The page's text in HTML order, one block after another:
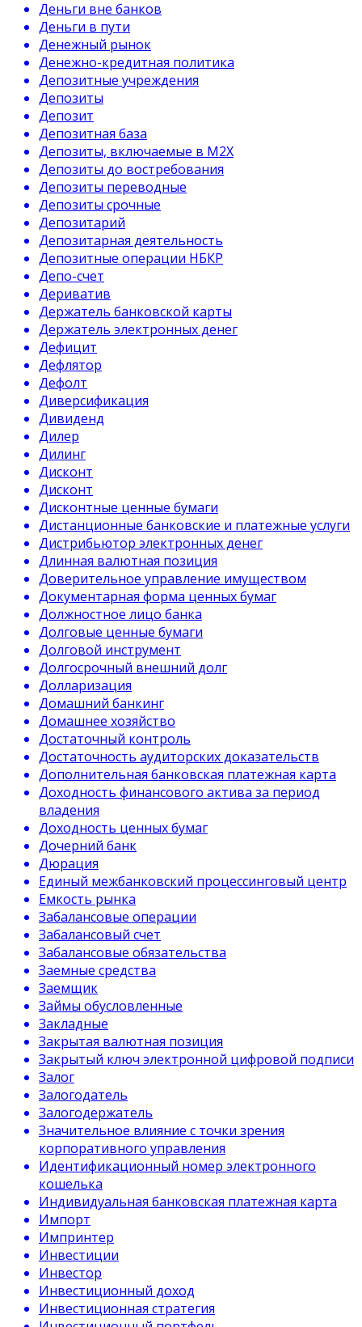
Деньги вне банков
Деньги в пути
Денежный рынок
Денежно-кредитная политика
Депозитные учреждения
Депозиты
Депозит
Депозитная база
Депозиты, включаемые в М2Х
Депозиты до востребования
Депозиты переводные
Депозиты срочные
Депозитарий
Депозитарная деятельность
Депозитные операции НБКР
Депо-счет
Дериватив
Держатель банковской карты
Держатель электронных денег
Дефицит
Дефлятор
Дефолт
Диверсификация
Дивиденд
Дилер
Дилинг
Дисконт
Дисконт
Дисконтные ценные бумаги
Дистанционные банковские и платежные услуги
Дистрибьютор электронных денег
Длинная валютная позиция
Доверительное управление имуществом
Документарная форма ценных бумаг
Должностное лицо банка
Долговые ценные бумаги
Долговой инструмент
Долгосрочный внешний долг
Долларизация
Домашний банкинг
Домашнее хозяйство
Достаточный контроль
Достаточность аудиторских доказательств
Дополнительная банковская платежная карта
Доходность финансового актива за период
владения
Доходность ценных бумаг
Дочерний банк
Дюрация
Единый межбанковский процессинговый центр
Емкость рынка
Забалансовые операции
Забалансовый счет
Забалансовые обязательства
Заемные средства
Заемщик
Займы обусловленные
Закладные
Закрытая валютная позиция
Закрытый ключ электронной цифровой подписи
Залог
Залогодатель
Залогодержатель
Значительное влияние с точки зрения
корпоративного управления
Идентификационный номер электронного
кошелька
Индивидуальная банковская платежная карта
Импорт
Импринтер
Инвестиции
Инвестор
Инвестиционный доход
Инвестиционная стратегия